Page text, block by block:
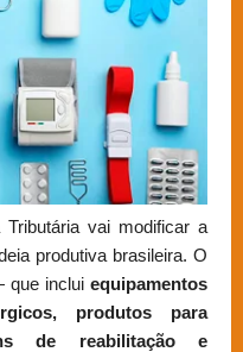
vai modificar a
produtiva brasileira. O
que inclui equipamentos
produtos para
de reabilitação e